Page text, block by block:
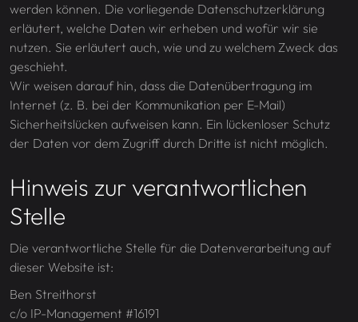
werden können. Die vorliegende Datenschutzerklärung
erläutert, welche Daten wir erheben und wofür wir sie
nutzen. Sie erläutert auch, wie und zu welchem Zweck das
geschieht.
Wir weisen darauf hin, dass die Datenübertragung im
Internet (z. B. bei der Kommunikation per E-Mail)
Sicherheitslücken aufweisen kann. Ein lückenloser Schutz
der Daten vor dem Zugriff durch Dritte ist nicht möglich.
Hinweis zur verantwortlichen
Stelle
Die verantwortliche Stelle für die Datenverarbeitung auf
dieser Website ist:
Ben Streithorst
c/o IP-Management #16191